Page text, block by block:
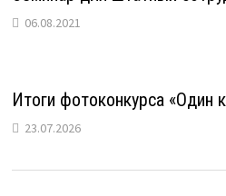
06.08.2021
Итоги фотоконкурса «Один
23.07.2026